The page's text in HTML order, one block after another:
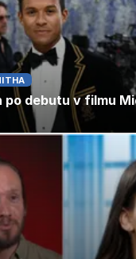
debutu v filmu